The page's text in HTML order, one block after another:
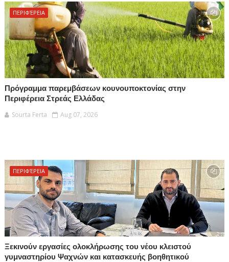
ΠΕΡΙΦΈΡΕΙΑ
Πρόγραμμα παρεμβάσεων κουνουποκτονίας στην
Περιφέρεια Στρεάς Ελλάδας
Sourta Ferta
Aug 07, 2026
ΠΕΡΙΦΈΡΕΙΑ
Ξεκινούν εργασίες ολοκλήρωσης του νέου κλειστού
γυμναστηρίου Ψαχνών και κατασκευής βοηθητικού